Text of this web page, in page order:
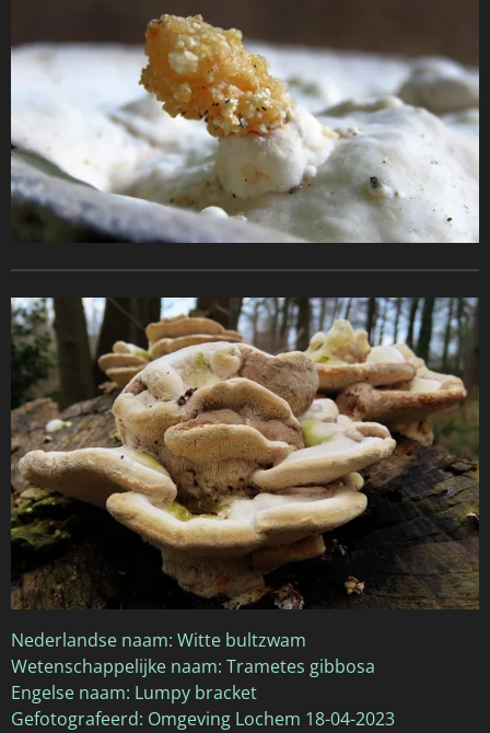
Nederlandse naam: Witte bultzwam
Wetenschappelijke naam: Trametes gibbosa
Engelse naam: Lumpy bracket
Gefotografeerd: Omgeving Lochem 18-04-2023